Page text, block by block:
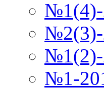
№1(4)-
№2(3)-
№1(2)-
№1-